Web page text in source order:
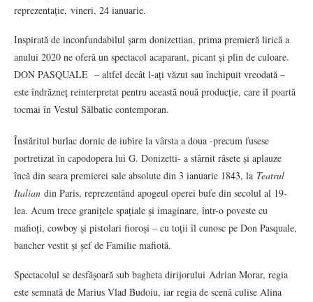
reprezentație, vineri, 24 ianuarie.
Inspirată de inconfundabilul șarm donizettian, prima premieră lirică a
anului 2020 ne oferă un spectacol acaparant, picant și plin de culoare.
DON PASQUALE – altfel decât l-ați văzut sau închipuit vreodată –
este îndrăzneț reinterpretat pentru această nouă producție, care îl poartă
tocmai în Vestul Sălbatic contemporan.
Înstăritul burlac dornic de iubire la vârsta a doua -precum fusese
portretizat în capodopera lui G. Donizetti- a stârnit râsete și aplauze
încă din seara premierei sale absolute din 3 ianuarie 1843, la Teatrul
Italian din Paris, reprezentând apogeul operei bufe din secolul al 19-
lea. Acum trece granițele spațiale și imaginare, într-o poveste cu
mafioți, cowboy și pistolari fioroși – cu toții îl cunosc pe Don Pasquale,
bancher vestit și șef de Familie mafiotă.
Spectacolul se desfășoară sub bagheta dirijorului Adrian Morar, regia
este semnată de Marius Vlad Budoiu, iar regia de scenă culise Alina